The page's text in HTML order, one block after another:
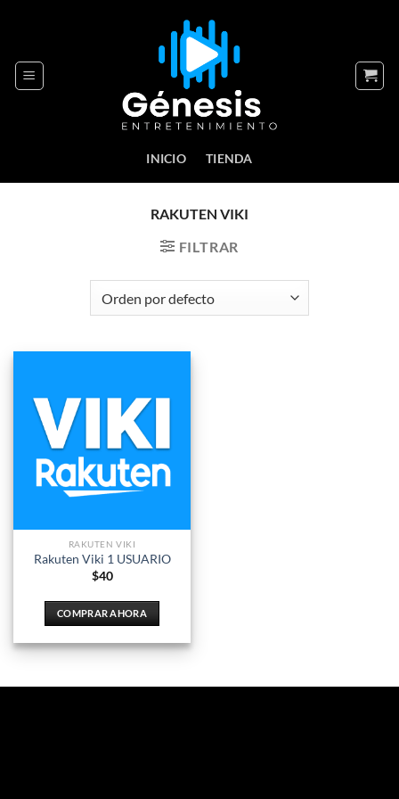
INICIO TIENDA
RAKUTEN VIKI
FILTRAR
RAKUTEN VIKI
Rakuten Viki 1 USUARIO
$40
COMPRAR AHORA